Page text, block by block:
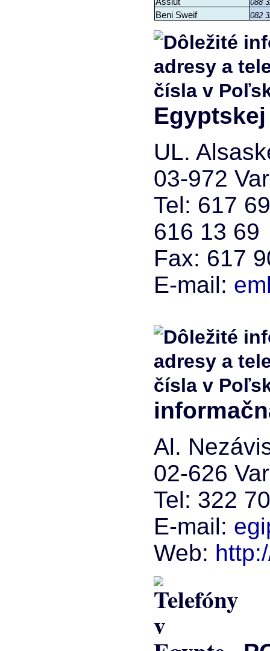
088
Beni Sweif 082
UL.
03-972
Tel: 617
616 13 69
Fax: 617
E-mail:
Al.
02-626
Tel: 322
E-mail:
Web: